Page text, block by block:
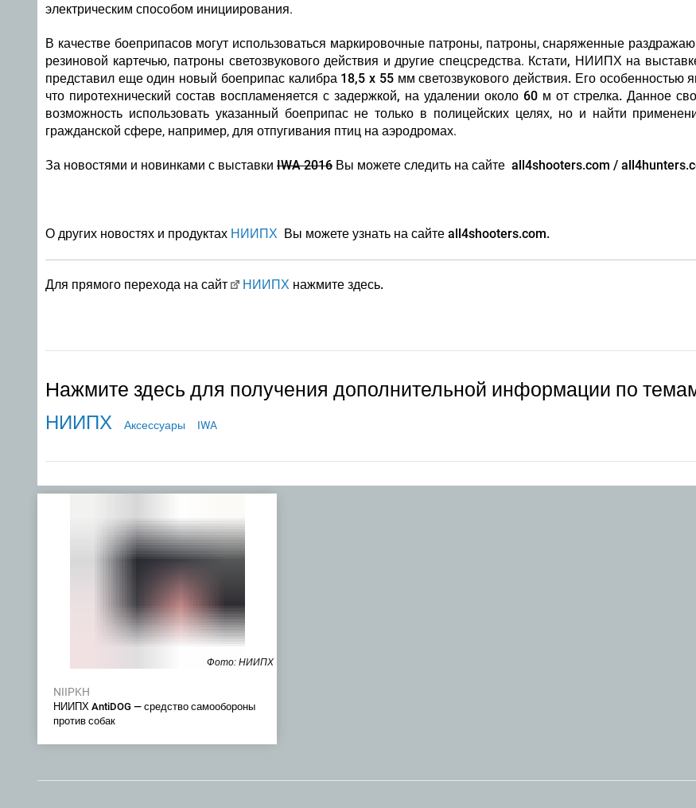
электрическим способом инициирования.
В качестве боеприпасов могут использоваться маркировочные патроны, патроны, снаряженные
резиновой картечью, патроны светозвукового действия и другие спецсредства. Кстати, НИИПХ на
представил еще один новый боеприпас калибра 18,5 x 55 мм светозвукового действия. Его особенностью
что пиротехнический состав воспламеняется с задержкой, на удалении около 60 м от стрелка. Данное
возможность использовать указанный боеприпас не только в полицейских целях, но и найти
гражданской сфере, например, для отпугивания птиц на аэродромах.
За новостями и новинками с выставки IWA 2016 Вы можете следить на сайте all4shooters.com /
О других новостях и продуктах НИИПХ Вы можете узнать на сайте all4shooters.com.
Для прямого перехода на сайт НИИПХ нажмите здесь.
Нажмите здесь для получения дополнительной информации по
НИИПХ Аксессуары IWA
Фото: НИИПХ
NIIPKH
НИИПХ AntiDOG — средство самообороны
против собак